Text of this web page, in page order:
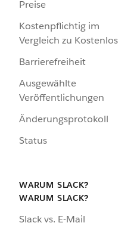
Preise
Kostenpflichtig im
Vergleich zu Kostenlos
Barrierefreiheit
Ausgewählte
Veröffentlichungen
Änderungsprotokoll
Status
WARUM SLACK?
WARUM SLACK?
Slack vs. E-Mail